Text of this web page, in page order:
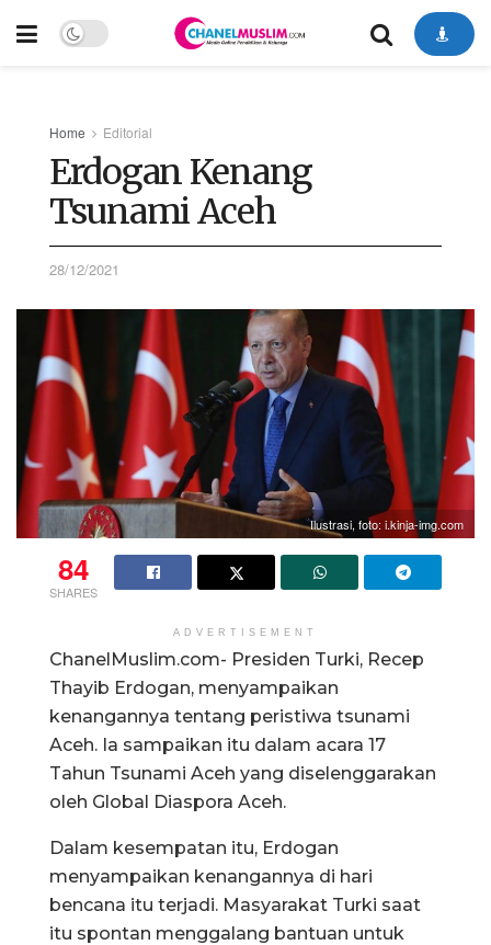
Home Editorial
Erdogan Kenang
Tsunami Aceh
28/12/2021
Ilustrasi, foto: i.kinja-img.com
84
SHARES
ADVERTISEMENT
ChanelMuslim.com- Presiden Turki, Recep
Thayib Erdogan, menyampaikan
kenangannya tentang peristiwa tsunami
Aceh. Ia sampaikan itu dalam acara 17
Tahun Tsunami Aceh yang diselenggarakan
oleh Global Diaspora Aceh.
Dalam kesempatan itu, Erdogan
menyampaikan kenangannya di hari
bencana itu terjadi. Masyarakat Turki saat
itu spontan menggalang bantuan untuk